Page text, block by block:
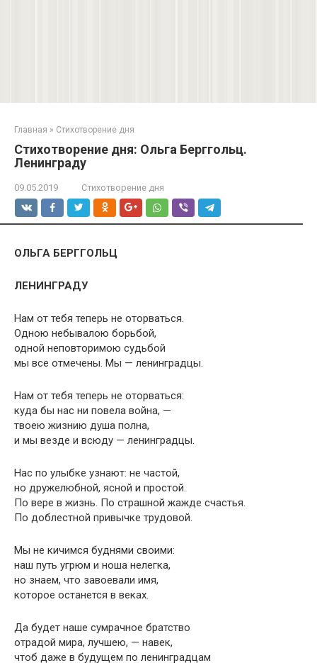
Главная » Стихотворение дня
Стихотворение дня: Ольга Берггольц.
Ленинграду
09.05.2019 Стихотворение дня
ОЛЬГА БЕРГГОЛЬЦ
ЛЕНИНГРАДУ
Нам от тебя теперь не оторваться.
Одною небывалою борьбой,
одной неповторимою судьбой
мы все отмечены. Мы — ленинградцы.
Нам от тебя теперь не оторваться:
куда бы нас ни повела война, —
твоею жизнию душа полна,
и мы везде и всюду — ленинградцы.
Нас по улыбке узнают: не частой,
но дружелюбной, ясной и простой.
По вере в жизнь. По страшной жажде счастья.
По доблестной привычке трудовой.
Мы не кичимся буднями своими:
наш путь угрюм и ноша нелегка,
но знаем, что завоевали имя,
которое останется в веках.
Да будет наше сумрачное братство
отрадой мира, лучшею, — навек,
чтоб даже в будущем по ленинградцам